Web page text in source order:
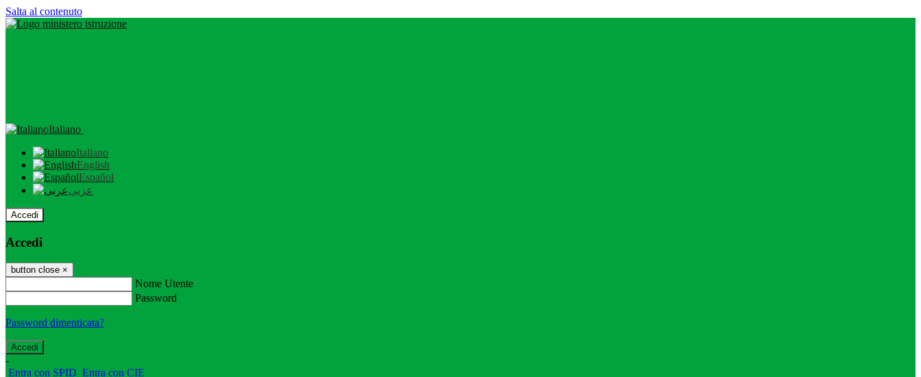
Salta al contenuto
Italiano
Italiano
English
Español
عربى
Accedi
Accedi
button close ×
Nome Utente
Password
Password dimenticata?
-
Entra con SPID Entra con CIE